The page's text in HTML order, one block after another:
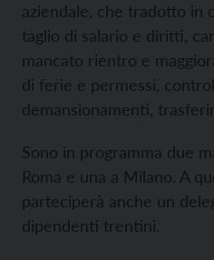
aziendale, che tradotto in
taglio di salario e diritti,
mancato rientro e
di ferie e permessi,
demansionamenti,
Sono in programma due
Roma e una a Milano. A
parteciperà anche un
dipendenti trentini.